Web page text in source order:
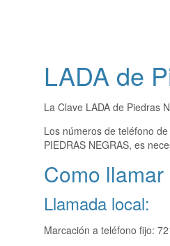
LADA de
La Clave LADA de Piedras
Los números de teléfono de
PIEDRAS NEGRAS, es
Como
Llamada local:
Marcación a teléfono fijo: